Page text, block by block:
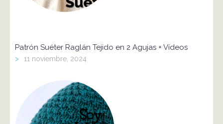
Patrón Suéter Raglán Tejido en 2 Agujas + Vídeos
> 11 noviembre, 2024